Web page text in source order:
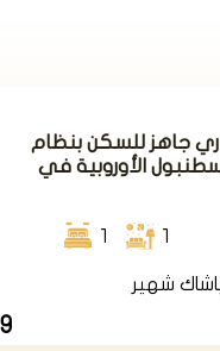
باشاك شهير:
في باشاك شهير
وتزويدها بالمرافق
والثقافية ، إضافة
، الأمر الذي دفع
الجالية العربية نحو
جاهز للسكن بنظام
الأوروبية في
1
1
شهير